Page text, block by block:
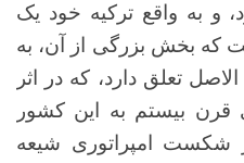
و به واقع ترکیه خود یک
که بخش بزرگی از آن، به
الاصل تعلق دارد، که در اثر
قرن بیستم به این کشور
شکست‌ امپراتوری شیعه